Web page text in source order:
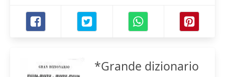
*Grande dizionario